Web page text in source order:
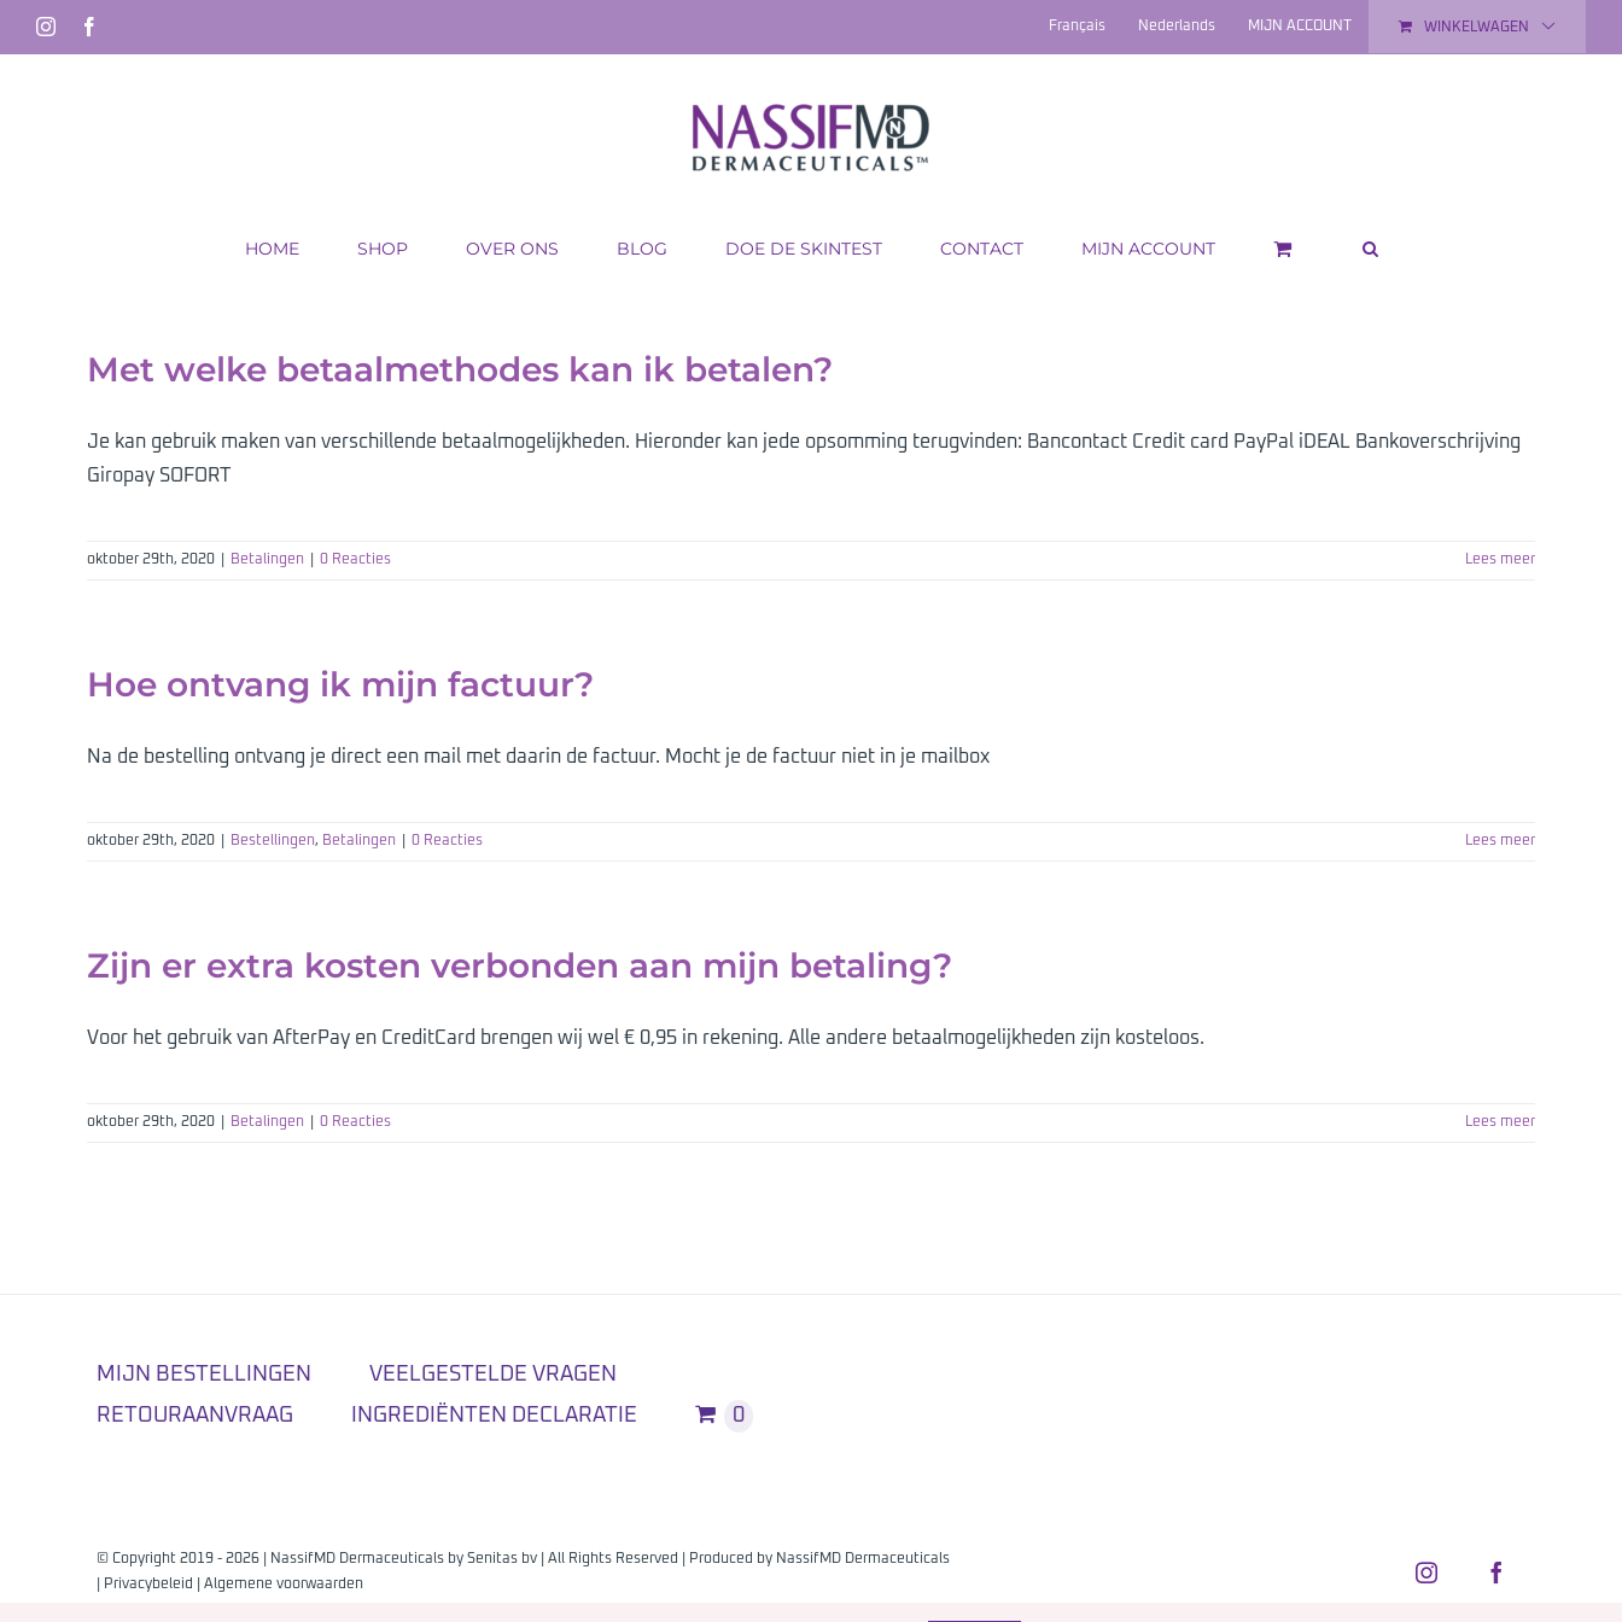
Instagram Français Nederlands MIJN ACCOUNT WINKELWAGEN
HOME SHOP OVER ONS BLOG DOE DE SKINTEST CONTACT MIJN ACCOUNT
Met welke betaalmethodes kan ik betalen?
Je kan gebruik maken van verschillende betaalmogelijkheden. Hieronder kan jede opsomming terugvinden: Bancontact Credit card PayPal iDEAL Bankoverschrijving
Giropay SOFORT
oktober 29th, 2020 Betalingen 0 Reacties Lees meer
Hoe ontvang ik mijn factuur?
Na de bestelling ontvang je direct een mail met daarin de factuur. Mocht je de factuur niet in je mailbox
oktober 29th, 2020 Bestellingen, Betalingen 0 Reacties Lees meer
Zijn er extra kosten verbonden aan mijn betaling?
Voor het gebruik van AfterPay en CreditCard brengen wij wel € 0,95 in rekening. Alle andere betaalmogelijkheden zijn kosteloos.
oktober 29th, 2020 Betalingen 0 Reacties Lees meer
MIJN BESTELLINGEN
VEELGESTELDE VRAGEN
RETOURAANVRAAG
INGREDIËNTEN DECLARATIE 0
© Copyright 2019 - 2026 | NassifMD Dermaceuticals by Senitas bv | All Rights Reserved | Produced by NassifMD Dermaceuticals
Privacybeleid Algemene voorwaarden InstagramFacebook